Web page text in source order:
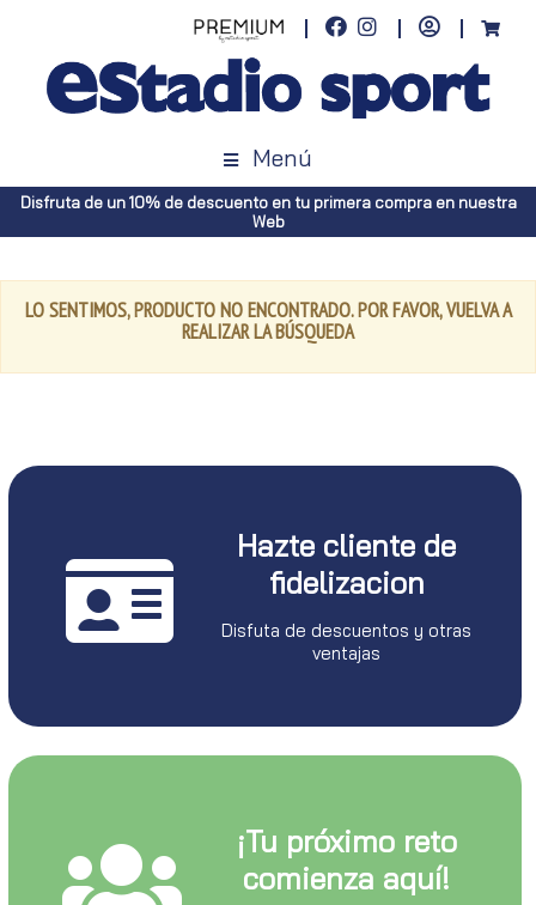
Menú
Disfruta de un 10% de descuento en tu primera compra en nuestra
Web
LO SENTIMOS, PRODUCTO NO ENCONTRADO. POR FAVOR, VUELVA A
REALIZAR LA BÚSQUEDA
Hazte cliente de
fidelizacion
Disfuta de descuentos y otras
ventajas
¡Tu próximo reto
comienza aquí!